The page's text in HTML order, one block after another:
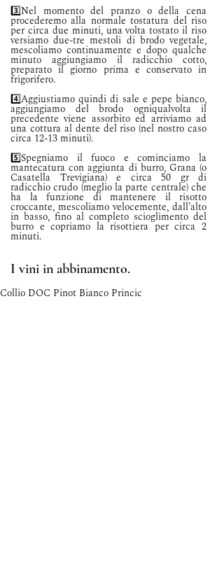
3️⃣Nel momento del pranzo o della cena
procederemo alla normale tostatura del riso
per circa due minuti, una volta tostato il riso
versiamo due-tre mestoli di brodo vegetale,
mescoliamo continuamente e dopo qualche
minuto aggiungiamo il radicchio cotto,
preparato il giorno prima e conservato in
frigorifero.
4️⃣Aggiustiamo quindi di sale e pepe bianco,
aggiungiamo del brodo ogniqualvolta il
precedente viene assorbito ed arriviamo ad
una cottura al dente del riso (nel nostro caso
circa 12-13 minuti).
5️⃣Spegniamo il fuoco e cominciamo la
mantecatura con aggiunta di burro, Grana (o
Casatella Trevigiana) e circa 50 gr di
radicchio crudo (meglio la parte centrale) che
ha la funzione di mantenere il risotto
croccante, mescoliamo velocemente, dall’alto
in basso, fino al completo scioglimento del
burro e copriamo la risottiera per circa 2
minuti.
I vini in abbinamento.
Collio DOC Pinot Bianco Princic